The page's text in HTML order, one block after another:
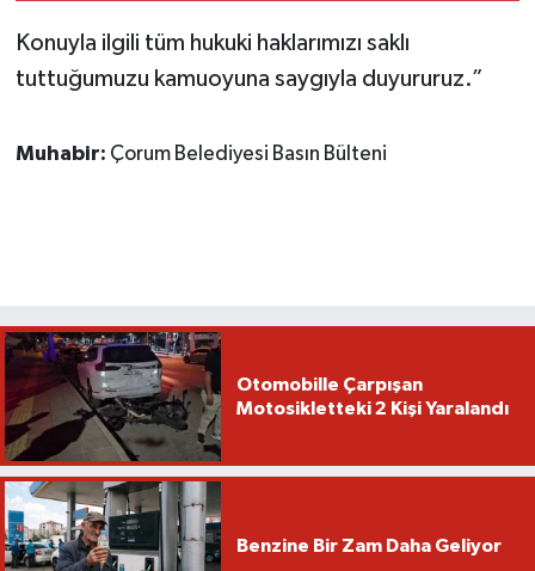
Konuyla ilgili tüm hukuki haklarımızı saklı
tuttuğumuzu kamuoyuna saygıyla duyururuz.”
Muhabir: Çorum Belediyesi Basın Bülteni
Otomobille Çarpışan
Motosikletteki 2 Kişi Yaralandı
Benzine Bir Zam Daha Geliyor